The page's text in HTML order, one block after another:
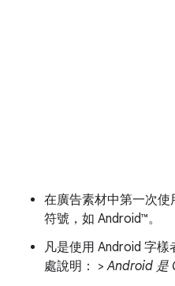
在廣告素材中第一次
符號，如 Android™。
凡是使用 Android 字樣
處說明： >Android 是